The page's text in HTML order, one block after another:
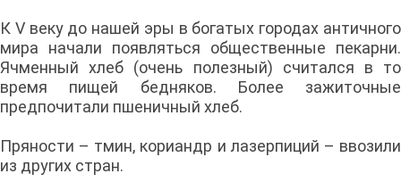
К V веку до нашей эры в богатых городах античного
мира начали появляться общественные пекарни.
Ячменный хлеб (очень полезный) считался в то
время пищей бедняков. Более зажиточные
предпочитали пшеничный хлеб.
Пряности – тмин, кориандр и лазерпиций – ввозили
из других стран.